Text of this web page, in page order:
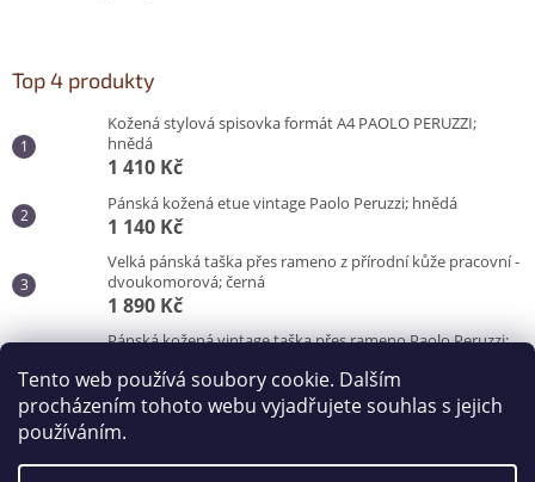
Tento web používá soubory cookie. Dalším
procházením tohoto webu vyjadřujete souhlas s jejich
používáním.
Top 4 produkty
Kožená stylová spisovka formát A4 PAOLO PERUZZI;
hnědá
1 410 Kč
Pánská kožená etue vintage Paolo Peruzzi; hnědá
1 140 Kč
Velká pánská taška přes rameno z přírodní kůže pracovní -
dvoukomorová; černá
1 890 Kč
Pánská kožená vintage taška přes rameno Paolo Peruzzi;
3 100 Kč
Vytvořil Shoptet